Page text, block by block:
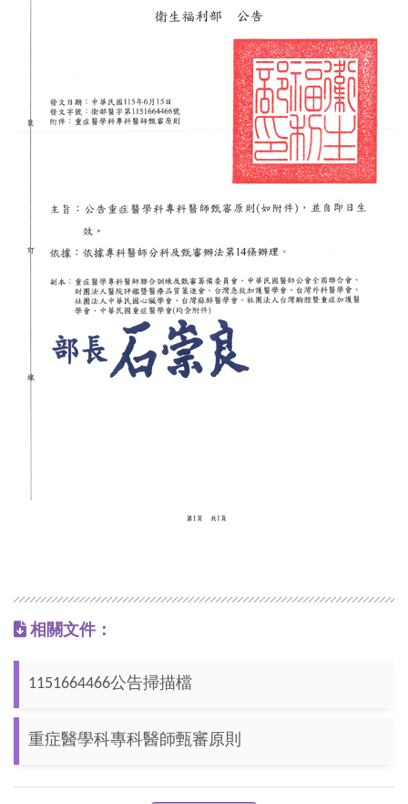
相關文件：
1151664466公告掃描檔
重症醫學科專科醫師甄審原則